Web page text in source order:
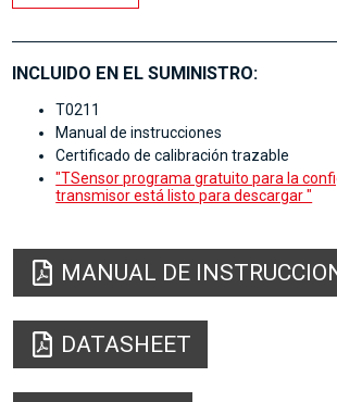
INCLUIDO EN EL SUMINISTRO:
T0211
Manual de instrucciones
Certificado de calibración trazable
"TSensor programa gratuito para la
transmisor está listo para descargar "
MANUAL DE
DATASHEET